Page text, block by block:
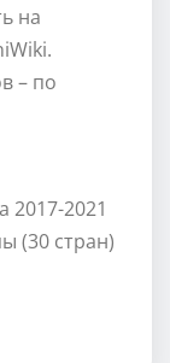
на
– по
2017-2021
(30 стран)